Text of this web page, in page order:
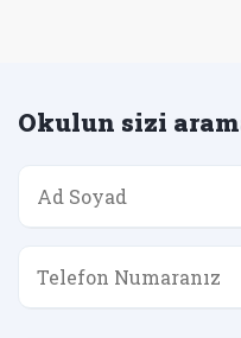
Okulun sizi